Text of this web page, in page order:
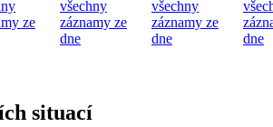
ze
všechny
záznamy ze
dne
všechny
záznamy ze
dne
dne
situací